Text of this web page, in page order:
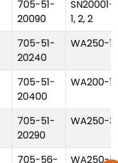
705-51-
20090
SN20001-,
1, 2, 2
705-51-
20240
WA250-1
705-51-
20400
WA200-1
705-51-
20290
WA250-3
705-56-
WA250-5